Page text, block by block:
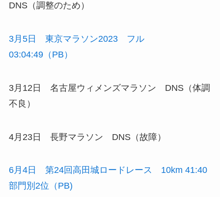
DNS（調整のため）
3月5日 東京マラソン2023 フル
03:04:49（PB）
3月12日 名古屋ウィメンズマラソン DNS（体調
不良）
4月23日 長野マラソン DNS（故障）
6月4日 第24回高田城ロードレース 10km 41:40
部門別2位（PB)